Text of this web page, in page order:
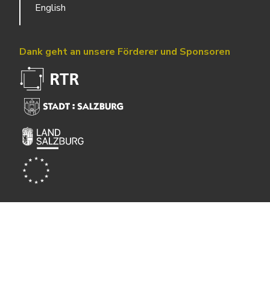
English
Dank geht an unsere Förderer und Sponsoren